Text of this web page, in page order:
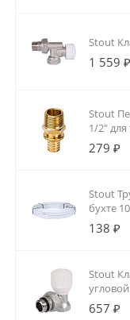
Stout
1 559 ₽
Stout
1/2"
279 ₽
Stout
бухте
138 ₽
Stout
657 ₽